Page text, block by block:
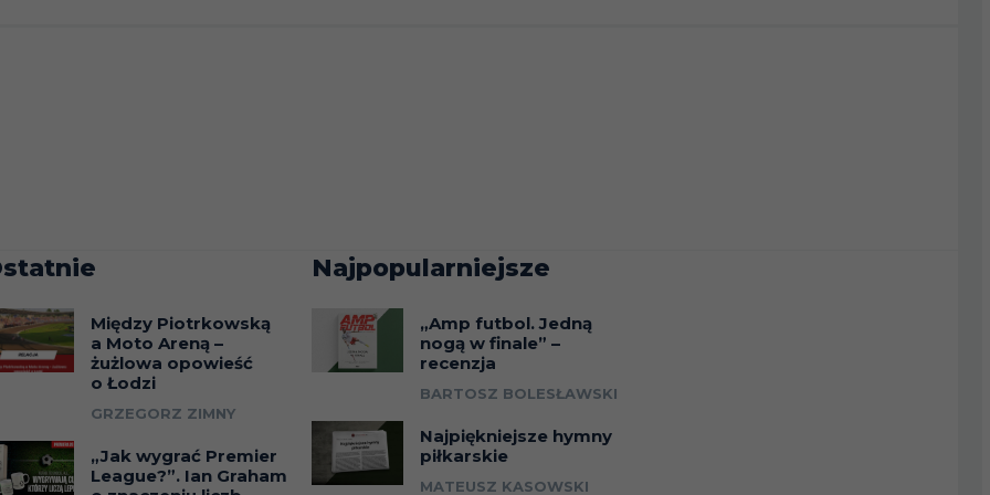
Między Piotrkowską
a Moto Areną –
żużlowa opowieść
o Łodzi
GRZEGORZ ZIMNY
„Jak wygrać Premier
League?”. Ian Graham
Najpopularniejsze
„Amp futbol. Jedną
nogą w finale” –
recenzja
BARTOSZ BOLESŁAWSKI
Najpiękniejsze hymny
piłkarskie
MATEUSZ KASOWSKI